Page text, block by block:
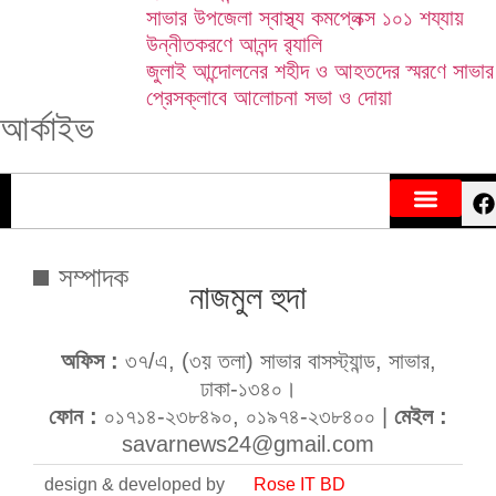
সাভার উপজেলা স্বাস্থ্য কমপ্লেক্স ১০১ শয্যায়
উন্নীতকরণে আনন্দ র‍্যালি
জুলাই আন্দোলনের শহীদ ও আহতদের স্মরণে সাভার
প্রেসক্লাবে আলোচনা সভা ও দোয়া
আর্কাইভ
সম্পাদক
নাজমুল হুদা
অফিস : ৩৭/এ, (৩য় তলা) সাভার বাসস্ট্যান্ড, সাভার,
ঢাকা-১৩৪০।
ফোন : ০১৭১৪-২৩৮৪৯০, ০১৯৭৪-২৩৮৪০০ | মেইল :
savarnews24@gmail.com
design & developed by Rose IT BD